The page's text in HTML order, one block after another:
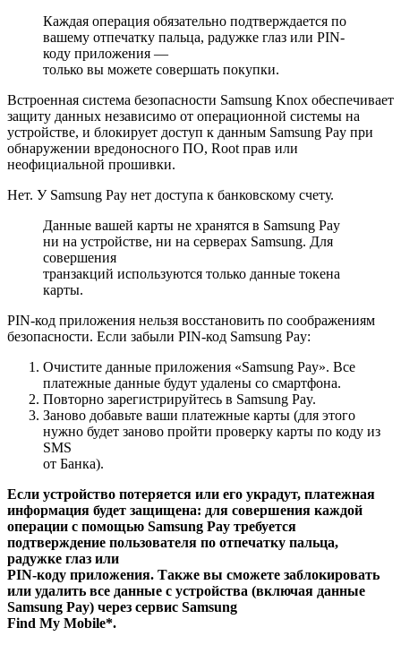
Каждая операция обязательно подтверждается по
вашему отпечатку пальца, радужке глаз или PIN-
коду приложения —
только вы можете совершать покупки.
Встроенная система безопасности Samsung Knox обеспечивает
защиту данных независимо от операционной системы на
устройстве, и блокирует доступ к данным Samsung Pay при
обнаружении вредоносного ПО, Root прав или
неофициальной прошивки.
Нет. У Samsung Pay нет доступа к банковскому счету.
Данные вашей карты не хранятся в Samsung Pay
ни на устройстве, ни на серверах Samsung. Для
совершения
транзакций используются только данные токена
карты.
PIN-код приложения нельзя восстановить по соображениям
безопасности. Если забыли PIN-код Samsung Pay:
Очистите данные приложения «Samsung Pay». Все
платежные данные будут удалены со смартфона.
Повторно зарегистрируйтесь в Samsung Pay.
Заново добавьте ваши платежные карты (для этого
нужно будет заново пройти проверку карты по коду из
SMS
от Банка).
Если устройство потеряется или его украдут, платежная
информация будет защищена: для совершения каждой
операции с помощью Samsung Pay требуется
подтверждение пользователя по отпечатку пальца,
радужке глаз или
PIN-коду приложения. Также вы сможете заблокировать
или удалить все данные с устройства (включая данные
Samsung Pay) через сервис Samsung
Find My Mobile*.